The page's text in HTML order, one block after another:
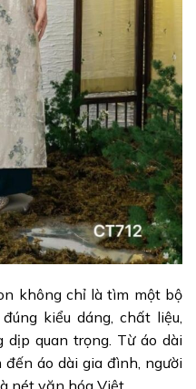
không chỉ là tìm một bộ
kiểu dáng, chất liệu,
dịp quan trọng. Từ áo dài
đến áo dài gia đình, người
nét văn hóa Việt.